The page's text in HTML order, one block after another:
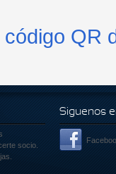
QR
socio.
Siguenos